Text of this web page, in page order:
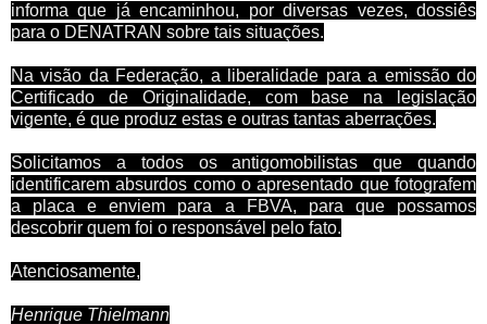
informa que já encaminhou, por diversas vezes, dossiês
para o DENATRAN sobre tais situações.
Na visão da Federação, a liberalidade para a emissão do
Certificado de Originalidade, com base na legislação
vigente, é que produz estas e outras tantas aberrações.
Solicitamos a todos os antigomobilistas que quando
identificarem absurdos como o apresentado que fotografem
a placa e enviem para a FBVA, para que possamos
descobrir quem foi o responsável pelo fato.
Atenciosamente,
Henrique Thielmann